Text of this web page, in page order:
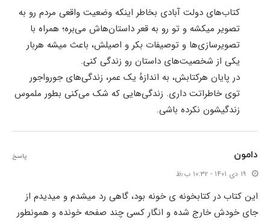
کتاب‌های دولت آبادی بخاطر اینکه وضعیت واقعی مردم رو به
تصویر میکشه و تو رو به قعر داستان‌هاش می‌بره؛ همراه با
تصویرسازی‌ها و توصیفات بکر و اصیلش، باعث میشه هربار
یکی از شخصیت‌های داستان رو زندگی کنی.
در پایان هرکتابش، به اندازهٔ یک عمر، زندگی‌های جورواجور
توی خاطراتت داری. زندگی‌هایی که شک می‌کنی بطور ملموس
زندگیشون نکرده باشی.
دامون
۱۹ دی ۱۴۰۱ - ۱۰:۳۲ ب٫ظ
این کتاب در کتابخونه ی خونه بود، گاهی رد میشدم و میدیدم از
جای خودش خارج شده و انگار کسی چند صفحه خونده و همونطور
پاسخ